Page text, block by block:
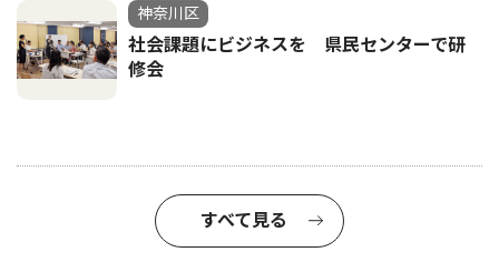
神奈川区
社会課題にビジネスを 県民センターで研
修会
すべて見る